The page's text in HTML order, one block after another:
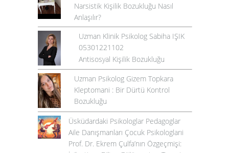
Narsistik Kişilik Bozukluğu Nasıl
Anlaşılır?
Uzman Klinik Psikolog Sabiha IŞIK
05301221102
Antisosyal Kişilik Bozukluğu
Uzman Psikolog Gizem Topkara
Kleptomani : Bir Dürtü Kontrol
Bozukluğu
Üsküdardaki Psikologlar Pedagoglar
Aile Danışmanları Çocuk Psikologlarıi
Prof. Dr. Ekrem Çulfa’nın Özgeçmişi: